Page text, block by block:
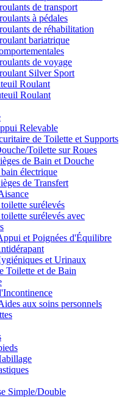
de transport
à pédales
de réhabilitation
bariatrique
de voyage
Silver Sport
Roulant
Roulant
Relevable
de Toilette et Supports
Toilette sur Roues
de Bain et Douche
électrique
de Transfert
surélevés
surélevés avec
et Poignées d'Équilibre
et Urinaux
Toilette et de Bain
aux soins personnels
Simple/Double